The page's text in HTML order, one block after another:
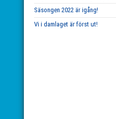
Säsongen 2022 är igång!
Vi i damlaget är först ut!